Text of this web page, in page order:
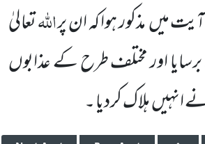
آیت میںمذکور ہوا کہ ان پراللّٰہتعالیٰ
اور مختلفطرح کے عذابوں
نے انہیںہلاک کردیا ۔